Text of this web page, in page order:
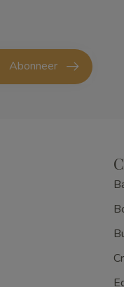
Abonneer